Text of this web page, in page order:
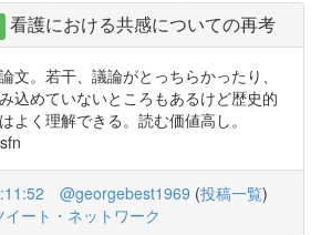
看護における共感についての再考
文。若干、議論がとっちらかったり、
込めていないところもあるけど歴史的
よく理解できる。読む価値高し。
@georgebest1969 (投稿一覧)
イート・ネットワーク